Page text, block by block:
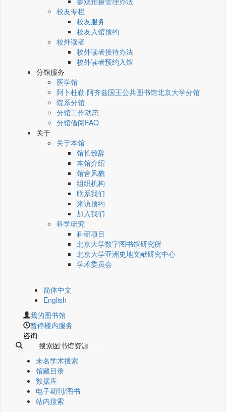
校友专栏
校友服务
校友入馆预约
校外读者
校外读者接待办法
校外读者预约入馆
分馆服务
医学馆
阿卜杜勒·阿齐兹国王公共图书馆北京大学分馆
院系分馆
分馆工作动态
分馆借阅FAQ
关于
关于本馆
馆长致辞
本馆介绍
馆舍风貌
组织机构
联系我们
来访预约
加入我们
科学研究
科研项目
北京大学数字图书馆研究所
北京大学亚洲史地文献研究中心
学术委员会
简体中文
English
我的图书馆
暂停楼内服务
咨询
搜索图书馆资源
未名学术搜索
馆藏目录
数据库
电子期刊/图书
站内搜索